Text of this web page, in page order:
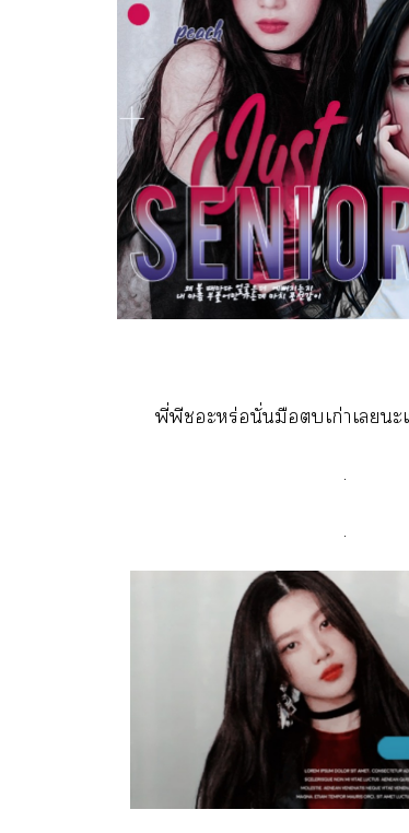
พี่พีชอะหร่อนั่นมือเก่าเะเ
.
.